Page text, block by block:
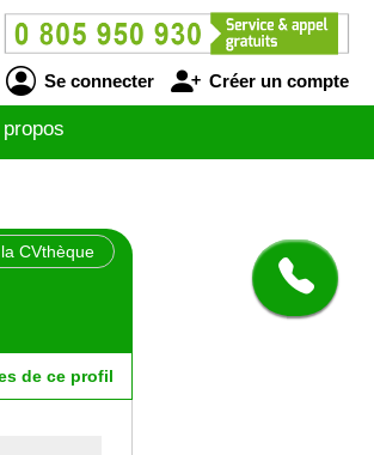
Se connecter Créer un compte
propos
CVthèque
de ce profil